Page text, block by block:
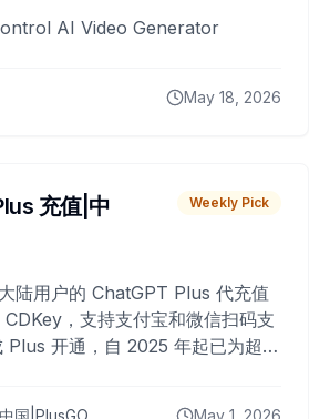
AI Video Generator
May 18, 2026
充值|中
Weekly Pick
陆用户的 ChatGPT Plus 代充值
，支持支付宝和微信扫码支
Plus 开通，自 2025 年起已为超过
国|PlusGO May 1, 2026